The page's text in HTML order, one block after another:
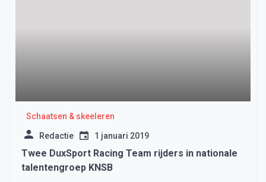
Schaatsen & skeeleren
Redactie 1 januari 2019
Twee DuxSport Racing Team rijders in nationale
talentengroep KNSB